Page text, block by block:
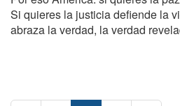
Si quieres la justicia defiende la
abraza la verdad, la verdad